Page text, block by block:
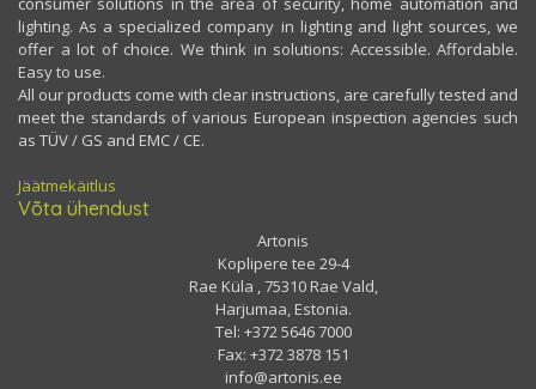
lighting. As a specialized company in lighting and light sources, we
offer a lot of choice. We think in solutions: Accessible. Affordable.
Easy to use.
All our products come with clear instructions, are carefully tested and
meet the standards of various European inspection agencies such
as TÜV / GS and EMC / CE.
Jäätmekäitlus
Võta ühendust
Artonis
Koplipere tee 29-4
Rae Küla , 75310 Rae Vald,
Harjumaa, Estonia.
Tel: +372 5646 7000
Fax: +372 3878 151
info@artonis.ee